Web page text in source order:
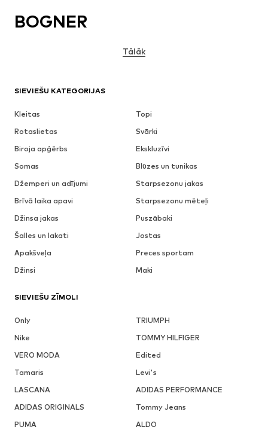
SIEVIEŠU KATEGORIJAS
Kleitas
Topi
Rotaslietas
Svārki
Biroja apģērbs
Ekskluzīvi
Somas
Blūzes un tunikas
Džemperi un adījumi
Starpsezonu jakas
Brīvā laika apavi
Starpsezonu mēteļi
Džinsa jakas
Puszābaki
Šalles un lakati
Jostas
Apakšveļa
Preces sportam
Džinsi
Maki
SIEVIEŠU ZĪMOLI
Only
TRIUMPH
Nike
TOMMY HILFIGER
VERO MODA
Edited
Tamaris
Levi's
LASCANA
ADIDAS PERFORMANCE
ADIDAS ORIGINALS
Tommy Jeans
PUMA
ALDO
BOGNER
Tālāk